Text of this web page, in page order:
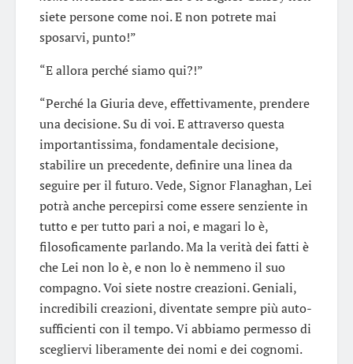
siete persone come noi. E non potrete mai
sposarvi, punto!”
“E allora perché siamo qui?!”
“Perché la Giuria deve, effettivamente, prendere
una decisione. Su di voi. E attraverso questa
importantissima, fondamentale decisione,
stabilire un precedente, definire una linea da
seguire per il futuro. Vede, Signor Flanaghan, Lei
potrà anche percepirsi come essere senziente in
tutto e per tutto pari a noi, e magari lo è,
filosoficamente parlando. Ma la verità dei fatti è
che Lei non lo è, e non lo è nemmeno il suo
compagno. Voi siete nostre creazioni. Geniali,
incredibili creazioni, diventate sempre più auto-
sufficienti con il tempo. Vi abbiamo permesso di
scegliervi liberamente dei nomi e dei cognomi.